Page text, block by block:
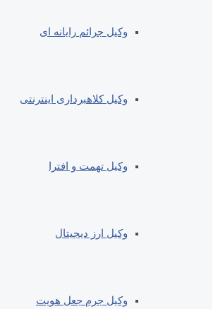
وکیل جرائم رایانه ای
وکیل کلاهبرداری اینترنتی
وکیل تهمت و افترا
وکیل ارز دیجیتال
وکیل جرم جعل هویت